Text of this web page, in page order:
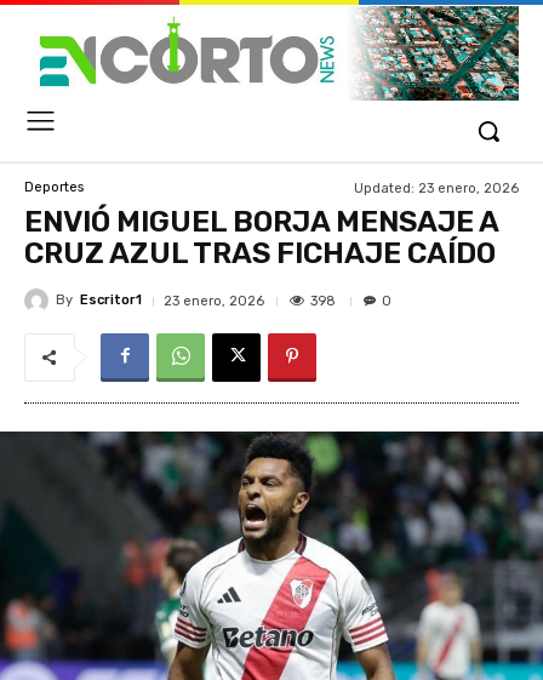
Deportes Updated: 23 enero, 2026
ENVIÓ MIGUEL BORJA MENSAJE A
CRUZ AZUL TRAS FICHAJE CAÍDO
By Escritor1 23 enero, 2026 398 0